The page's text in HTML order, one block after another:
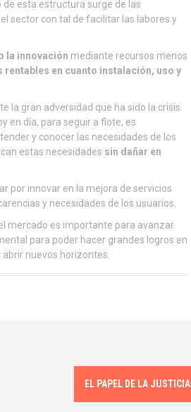
de esta estructura surge de las
sector con tal de facilitar las labores y
la innovación mediante recursos menos
rentables en cuanto instalación, uso y
la gran adversidad que ha sido la crisis.
en día, para seguir a flote, es
y conocer las necesidades de los
estas necesidades sin dañar en
por innovar en la mejora de servicios
y necesidades de los usuarios.
mercado es importante para avanzar.
para poder hacer grandes logros en
nuevos horizontes.
EL PAPEL DE LA JUSTICIA